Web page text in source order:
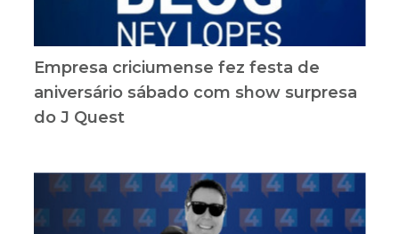
Empresa criciumense fez festa de
aniversário sábado com show surpresa
do J Quest